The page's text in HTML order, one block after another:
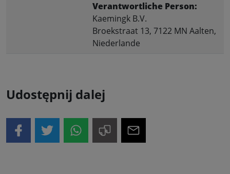
Verantwortliche Person:
Kaemingk B.V.
Broekstraat 13, 7122 MN Aalten,
Niederlande
Udostępnij dalej